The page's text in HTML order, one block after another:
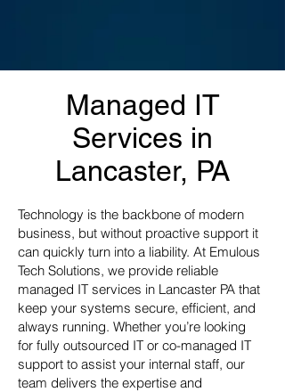
Managed IT
Services in
Lancaster, PA
Technology is the backbone of modern
business, but without proactive support it
can quickly turn into a liability. At Emulous
Tech Solutions, we provide reliable
managed IT services in Lancaster PA that
keep your systems secure, efficient, and
always running. Whether you’re looking
for fully outsourced IT or co-managed IT
support to assist your internal staff, our
team delivers the expertise and